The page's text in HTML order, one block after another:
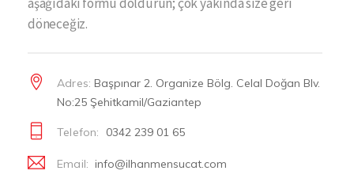
döneceğiz.
Adres: Başpınar 2. Organize Bölg. Celal Doğan Blv.
No:25 Şehitkamil/Gaziantep
Telefon: 0342 239 01 65
Email: info@ilhanmensucat.com